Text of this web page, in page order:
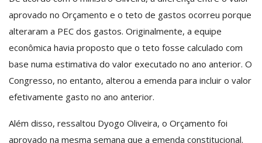
aprovado no Orçamento e o teto de gastos ocorreu porque
alteraram a PEC dos gastos. Originalmente, a equipe
econômica havia proposto que o teto fosse calculado com
base numa estimativa do valor executado no ano anterior. O
Congresso, no entanto, alterou a emenda para incluir o valor
efetivamente gasto no ano anterior.
Além disso, ressaltou Dyogo Oliveira, o Orçamento foi
aprovado na mesma semana que a emenda constitucional.